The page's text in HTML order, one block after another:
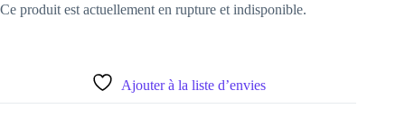
Ce produit est actuellement en rupture et indisponible.
Ajouter à la liste d’envies